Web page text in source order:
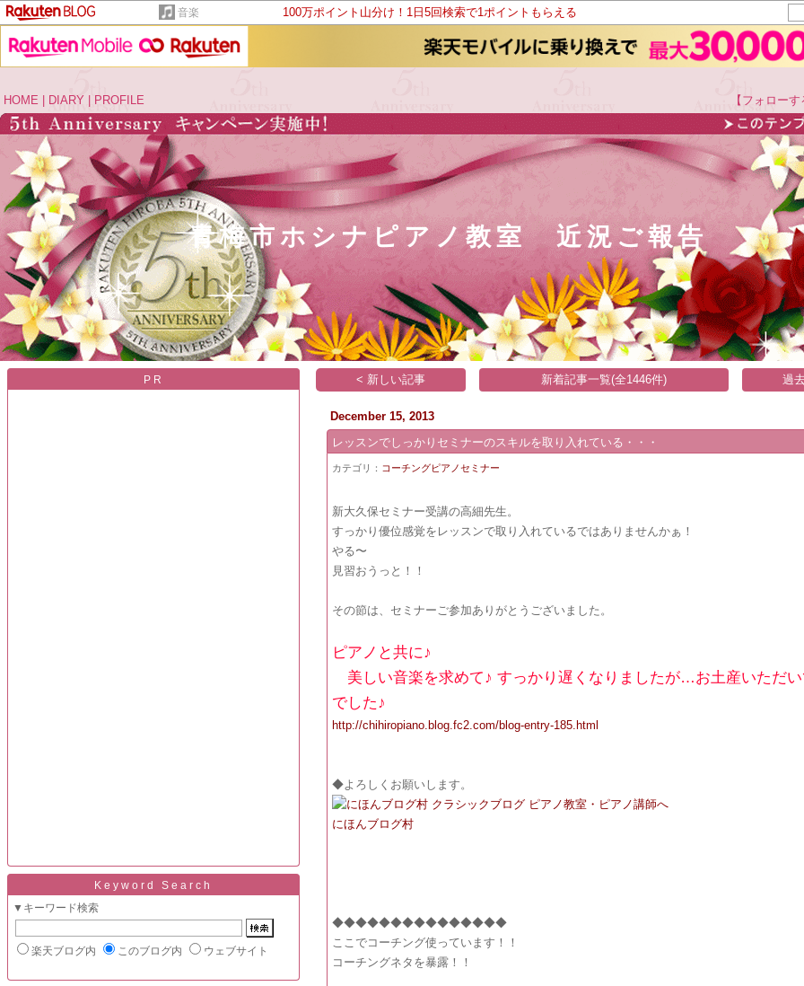
音楽 100万ポイント山分け！1日5回検索で1ポイントもらえる
HOME DIARY PROFILE 【フォロー
青梅市ホシナピアノ教室 近況ご報告
PR
Keyword Search
▼キーワード検索
楽天ブログ内 このブログ内 ウェブサイト
< 新しい記事 新着記事一覧(全1446件) 過
December 15, 2013
レッスンでしっかりセミナーのスキルを取り入れている・・・
カテゴリ： コーチングピアノセミナー
新大久保セミナー受講の高細先生。
すっかり優位感覚をレッスンで取り入れているではありませんかぁ！
やる〜
見習おうっと！！
その節は、セミナーご参加ありがとうございました。
ピアノと共に♪
美しい音楽を求めて♪ すっかり遅くなりましたが…お土産いただ
でした♪
http://chihiropiano.blog.fc2.com/blog-entry-185.html
◆よろしくお願いします。
にほんブログ村
◆◆◆◆◆◆◆◆◆◆◆◆◆◆◆
ここでコーチング使っています！！
コーチングネタを暴露！！